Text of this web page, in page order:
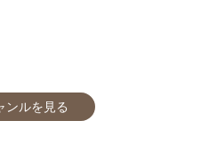
ンルを見る